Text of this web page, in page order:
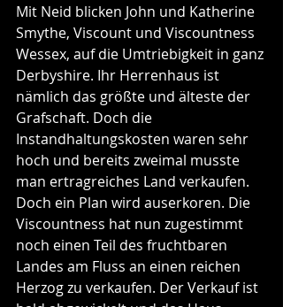
Mit Neid blicken John und Katherine
Smythe, Viscount und Viscountness
Wessex, auf die Umtriebigkeit in ganz
Derbyshire. Ihr Herrenhaus ist
nämlich das größte und älteste der
Grafschaft. Doch die
Instandhaltungskosten waren sehr
hoch und bereits zweimal musste
man ertragreiches Land verkaufen.
Doch ein Plan wird auserkoren. Die
Viscountness hat nun zugestimmt
noch einen Teil des fruchtbaren
Landes am Fluss an einen reichen
Herzog zu verkaufen. Der Verkauf ist